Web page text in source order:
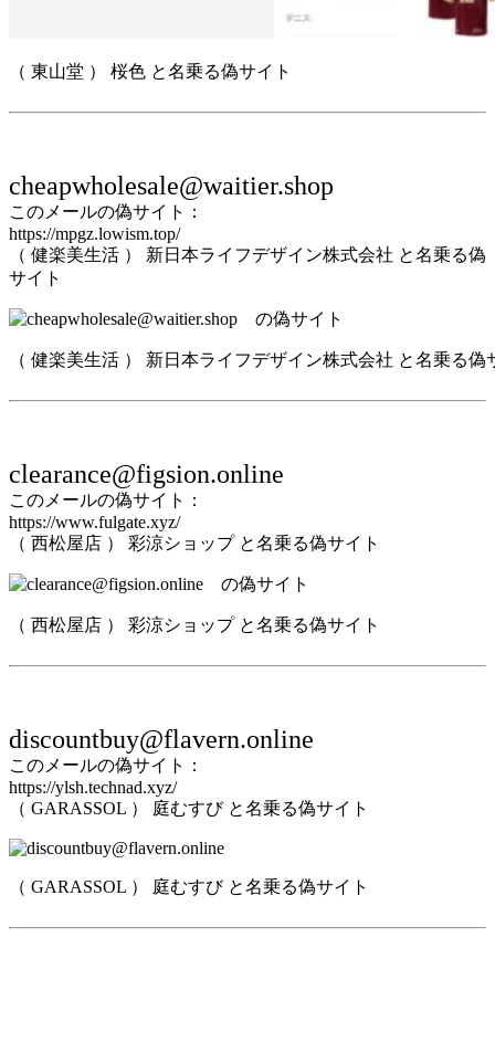
（ 東山堂 ） 桜色 と名乗る偽サイト
cheapwholesale@waitier.shop
このメールの偽サイト：
https://mpgz.lowism.top/
（ 健楽美生活 ） 新日本ライフデザイン株式会社 と名乗る偽
サイト
（ 健楽美生活 ） 新日本ライフデザイン株式会社 と名乗る偽
clearance@figsion.online
このメールの偽サイト：
https://www.fulgate.xyz/
（ 西松屋店 ） 彩涼ショップ と名乗る偽サイト
（ 西松屋店 ） 彩涼ショップ と名乗る偽サイト
discountbuy@flavern.online
このメールの偽サイト：
https://ylsh.technad.xyz/
（ GARASSOL ） 庭むすび と名乗る偽サイト
（ GARASSOL ） 庭むすび と名乗る偽サイト